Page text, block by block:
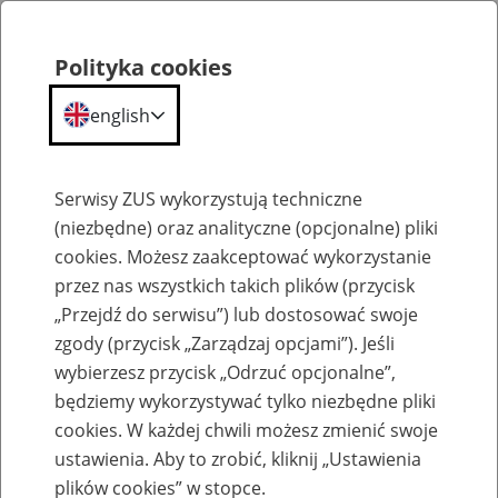
Szkolenia
Zaproś ZUS do siebie: Aktywni 50+
Polityka cookies
english
Serwisy ZUS wykorzystują techniczne
(niezbędne) oraz analityczne (opcjonalne) pliki
cookies. Możesz zaakceptować wykorzystanie
przez nas wszystkich takich plików (przycisk
„Przejdź do serwisu”) lub dostosować swoje
zgody (przycisk „Zarządzaj opcjami”). Jeśli
wybierzesz przycisk „Odrzuć opcjonalne”,
będziemy wykorzystywać tylko niezbędne pliki
cookies. W każdej chwili możesz zmienić swoje
ustawienia. Aby to zrobić, kliknij „Ustawienia
plików cookies” w stopce.